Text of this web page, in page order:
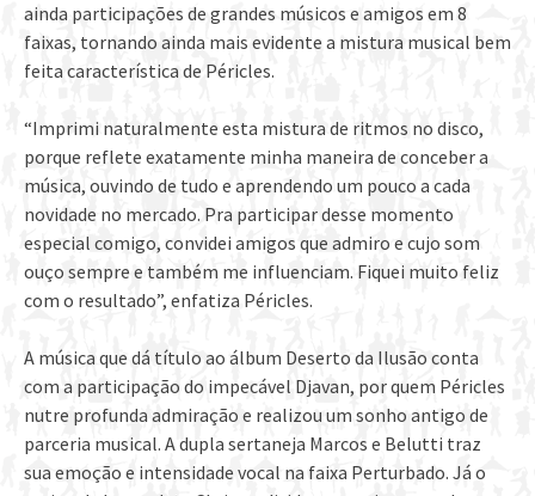
ainda participações de grandes músicos e amigos em 8
faixas, tornando ainda mais evidente a mistura musical bem
feita característica de Péricles.
“Imprimi naturalmente esta mistura de ritmos no disco,
porque reflete exatamente minha maneira de conceber a
música, ouvindo de tudo e aprendendo um pouco a cada
novidade no mercado. Pra participar desse momento
especial comigo, convidei amigos que admiro e cujo som
ouço sempre e também me influenciam. Fiquei muito feliz
com o resultado”, enfatiza Péricles.
A música que dá título ao álbum Deserto da Ilusão conta
com a participação do impecável Djavan, por quem Péricles
nutre profunda admiração e realizou um sonho antigo de
parceria musical. A dupla sertaneja Marcos e Belutti traz
sua emoção e intensidade vocal na faixa Perturbado. Já o